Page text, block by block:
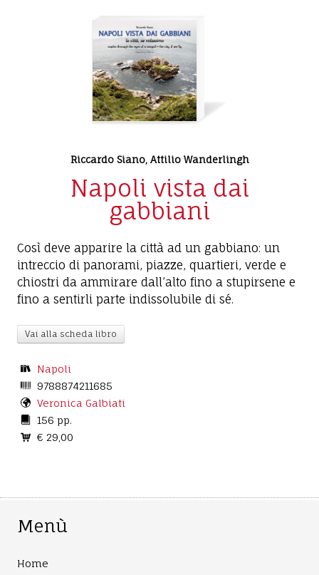
Riccardo Siano, Attilio Wanderlingh
Napoli vista dai
gabbiani
Così deve apparire la città ad un gabbiano: un
intreccio di panorami, piazze, quartieri, verde e
chiostri da ammirare dall’alto fino a stupirsene e
fino a sentirli parte indissolubile di sé.
Vai alla scheda libro
Napoli
9788874211685
Veronica Galbiati
156 pp.
€ 29,00
Menù
Home